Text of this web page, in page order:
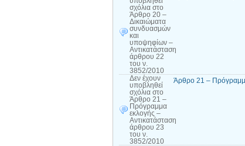
σχόλια στο
Άρθρο 20 –
Δικαιώματα
συνδυασμών
και
υποψηφίων –
Αντικατάσταση
άρθρου 22
του ν.
3852/2010
Δεν έχουν
υποβληθεί
σχόλια στο
Άρθρο 21 –
Πρόγραμμα
εκλογής –
Αντικατάσταση
άρθρου 23
του ν.
3852/2010
Άρθρο 21 –